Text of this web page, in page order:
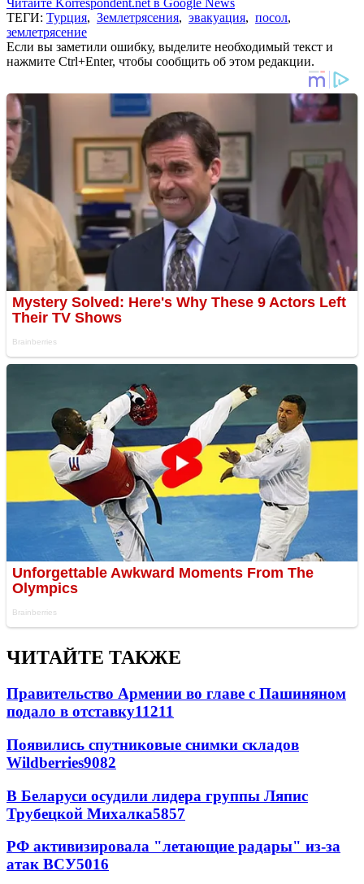
ТЕГИ: Турция, Землетрясения, эвакуация, посол,
землетрясение
Если вы заметили ошибку, выделите необходимый текст и
нажмите Ctrl+Enter, чтобы сообщить об этом редакции.
ЧИТАЙТЕ ТАКЖЕ
Правительство Армении во главе с Пашиняном
подало в отставку11211
Появились спутниковые снимки складов
Wildberries9082
В Беларуси осудили лидера группы Ляпис
Трубецкой Михалка5857
РФ активизировала "летающие радары" из-за
атак ВСУ5016